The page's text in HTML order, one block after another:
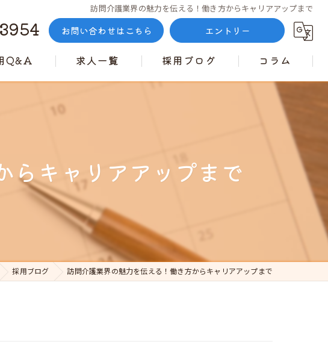
訪問介護業界の魅力を伝える！働き方からキャリアアップまで
お問い合わせはこちら エントリー
Q&A 求人一覧 採用ブログ コラム
らキャリアアップまで
採用ブログ 訪問介護業界の魅力を伝える！働き方からキャリアアップまで